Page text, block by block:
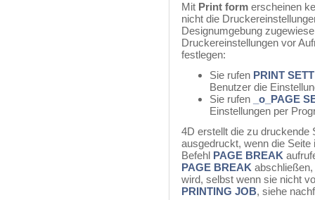
Mit Print form erscheinen
nicht die
Designumgebung
Druckereinstellungen vor
festlegen:
Sie rufen PRINT
Benutzer die
Sie rufen
_o_PAGE
Einstellungen per
4D erstellt die zu druckende
ausgedruckt, wenn die
Befehl PAGE BREAK
PAGE BREAK
wird, selbst wenn sie nicht
PRINTING JOB, siehe